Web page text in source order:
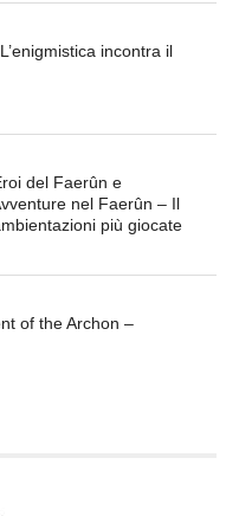
incontra il
del Faerûn e
nel Faerûn – Il
più giocate
of the Archon –